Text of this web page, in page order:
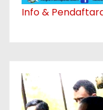
Info &